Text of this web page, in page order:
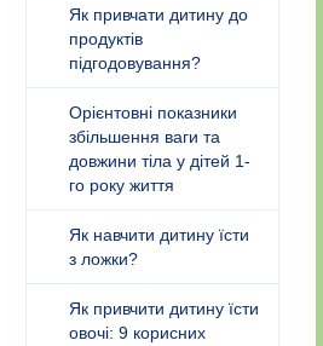
Як привчати дитину до
продуктів
підгодовування?
Орієнтовні показники
збільшення ваги та
довжини тіла у дітей 1-
го року життя
Як навчити дитину їсти
з ложки?
Як привчити дитину їсти
овочі: 9 корисних